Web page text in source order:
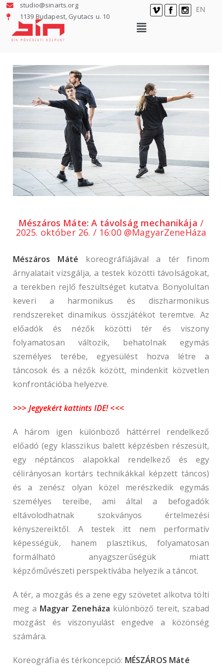
studio@sinarts.org
1139 Budapest, Gyutacs u. 10
EN
Mészáros Máte: A távolság mechanikája /
2025. október 26. / 16:00 @MagyarZeneHáza
Mészáros Máté koreográfiájával a tér finom
árnyalatait vizsgálja, a testek közötti távolságokat,
a terekben rejlő feszültséget kutatva. Bonyolultan
keveri a harmonikus és diszharmonikus
rendszereket dinamikus összjátékot teremtve. Az
előadók és nézők közötti tér és viszony
folyamatosan változik, behatolnak egymás
személyes terébe, egyesülést hozva létre a
táncosok és a nézők között, mindenkit közvetlen
konfrontációba helyezve.
>>> Jegyekért kattints IDE! <<<
A három igen különböző háttérrel rendelkező
előadó (egy klasszikus balett képzésben részesült,
egy néptáncos alapokkal rendelkező és egy
célirányosan kortárs technikákkal képzett táncos)
és a zenész olyan közel merészkedik egymás
személyes tereibe, ami által a befogadók
eltávolodhatnak szokványos értelmezési
kényszereiktől. A testek itt nem performatív
képességük, hanem plasztikus, folyamatosan
formálható anyagszerűségük miatt
képzőművészeti perspektívába helyezik a táncot.
A tér, a mozgás és a zene egy szövetet alkotva tölti
meg a Magyar Zeneháza különböző tereit, szabad
mozgást és viszonyulást engedve a közönség
számára.
Koreográfia és térkoncepció: MÉSZÁROS Máté